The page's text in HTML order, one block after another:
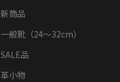
新商品
一般靴（24〜32cm）
SALE品
革小物